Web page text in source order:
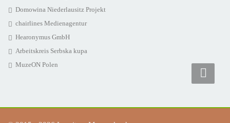
Domowina Niederlausitz Projekt
chairlines Medienagentur
Hearonymus GmbH
Arbeitskreis Serbska kupa
MuzeON Polen